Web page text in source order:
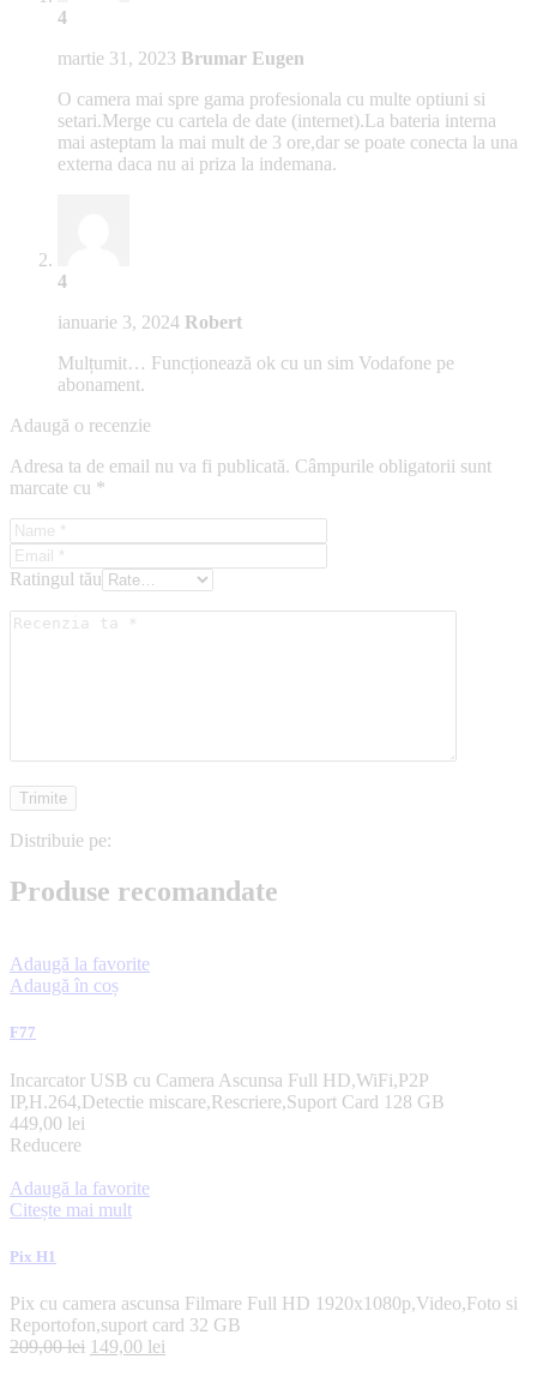
4
martie 31, 2023 Brumar Eugen
O camera mai spre gama profesionala cu multe optiuni si
setari.Merge cu cartela de date (internet).La bateria interna
mai asteptam la mai mult de 3 ore,dar se poate conecta la una
externa daca nu ai priza la indemana.
4
ianuarie 3, 2024 Robert
Mulțumit… Funcționează ok cu un sim Vodafone pe
abonament.
Adaugă o recenzie
Adresa ta de email nu va fi publicată. Câmpurile obligatorii sunt
marcate cu *
Ratingul tău
Distribuie pe:
Produse recomandate
Adaugă la favorite
Adaugă în coș
F77
Incarcator USB cu Camera Ascunsa Full HD,WiFi,P2P
IP,H.264,Detectie miscare,Rescriere,Suport Card 128 GB
449,00 lei
Reducere
Adaugă la favorite
Citește mai mult
Pix H1
Pix cu camera ascunsa Filmare Full HD 1920x1080p,Video,Foto si
Reportofon,suport card 32 GB
209,00lei 149,00 lei